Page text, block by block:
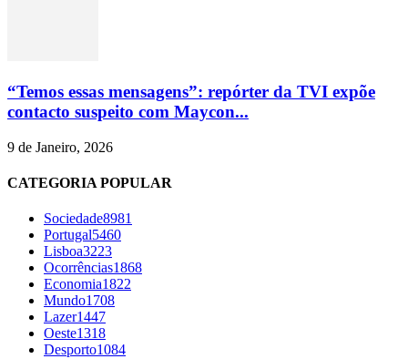
“Temos essas mensagens”: repórter da TVI expõe
contacto suspeito com Maycon...
9 de Janeiro, 2026
CATEGORIA POPULAR
Sociedade8981
Portugal5460
Lisboa3223
Ocorrências1868
Economia1822
Mundo1708
Lazer1447
Oeste1318
Desporto1084